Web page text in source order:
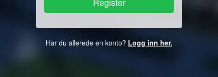
Har du allerede en konto? Logg inn her.